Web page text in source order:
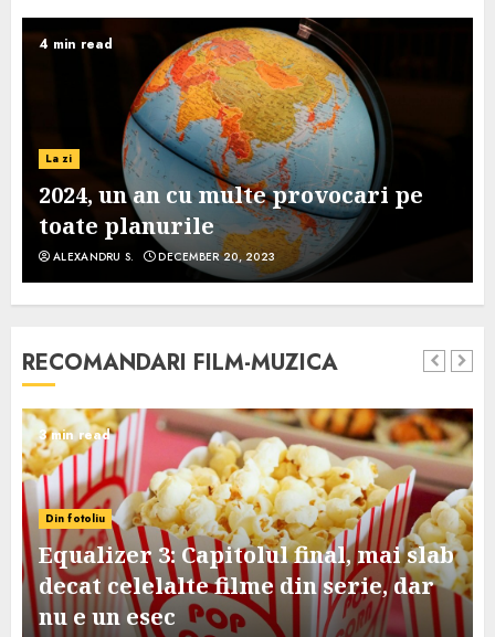
4 min read
La zi
2024, un an cu multe provocari pe
toate planurile
ALEXANDRU S. DECEMBER 20, 2023
RECOMANDARI FILM-MUZICA
3 min read
Din fotoliu
Equalizer 3: Capitolul final, mai slab
decat celelalte filme din serie, dar
nu e un esec